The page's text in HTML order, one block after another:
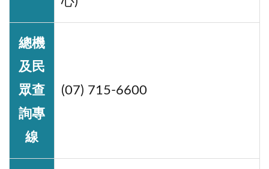
總機
及民
眾查
詢專
線
(07) 715-6600